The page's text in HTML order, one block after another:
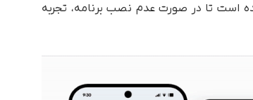
است تا در صورت عدم نصب برنامه، تجربه